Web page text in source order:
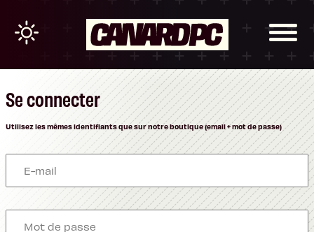
Se connecter
Utilisez les mêmes identifiants que sur notre boutique (email + mot de passe)